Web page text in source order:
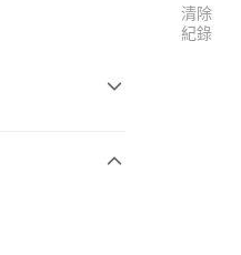
清除
紀錄